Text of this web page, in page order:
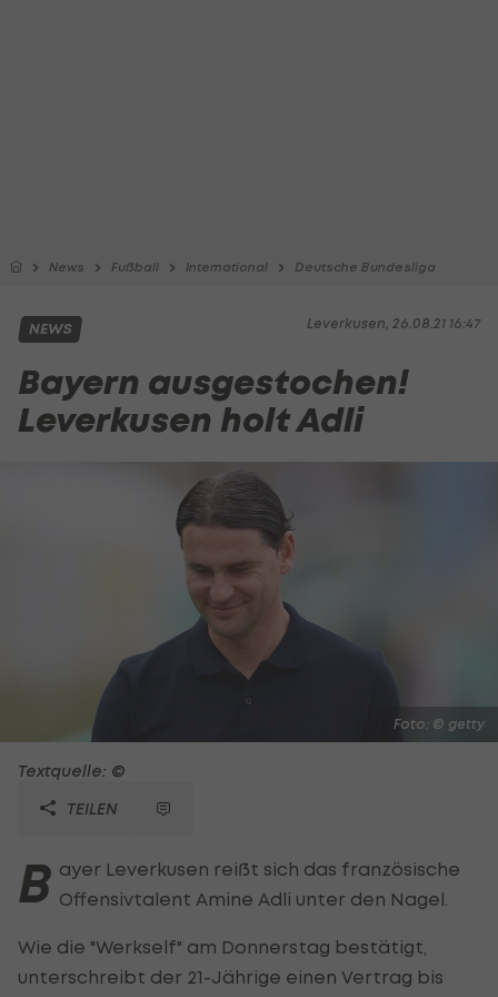
News Fußball International Deutsche Bundesliga
Leverkusen, 26.08.21 16:47
NEWS
Bayern ausgestochen!
Leverkusen holt Adli
Foto: © getty
Textquelle: ©
TEILEN
B ayer Leverkusen reißt sich das französische
Offensivtalent Amine Adli unter den Nagel.
Wie die "Werkself" am Donnerstag bestätigt,
unterschreibt der 21-Jährige einen Vertrag bis